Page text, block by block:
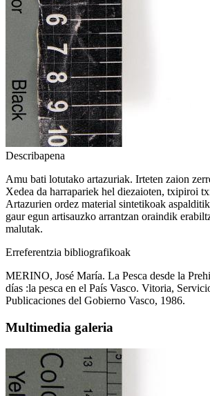
Describapena
Amu bati lotutako artazuriak. Irteten zaion
Xedea da harrapariek hel diezaioten, txipiroi
Artazurien ordez material sintetikoak
gaur egun artisauzko arrantzan oraindik
malutak.
Erreferentzia bibliografikoak
MERINO, José María. La Pesca desde la
días :la pesca en el País Vasco. Vitoria,
Publicaciones del Gobierno Vasco, 1986.
Multimedia galeria